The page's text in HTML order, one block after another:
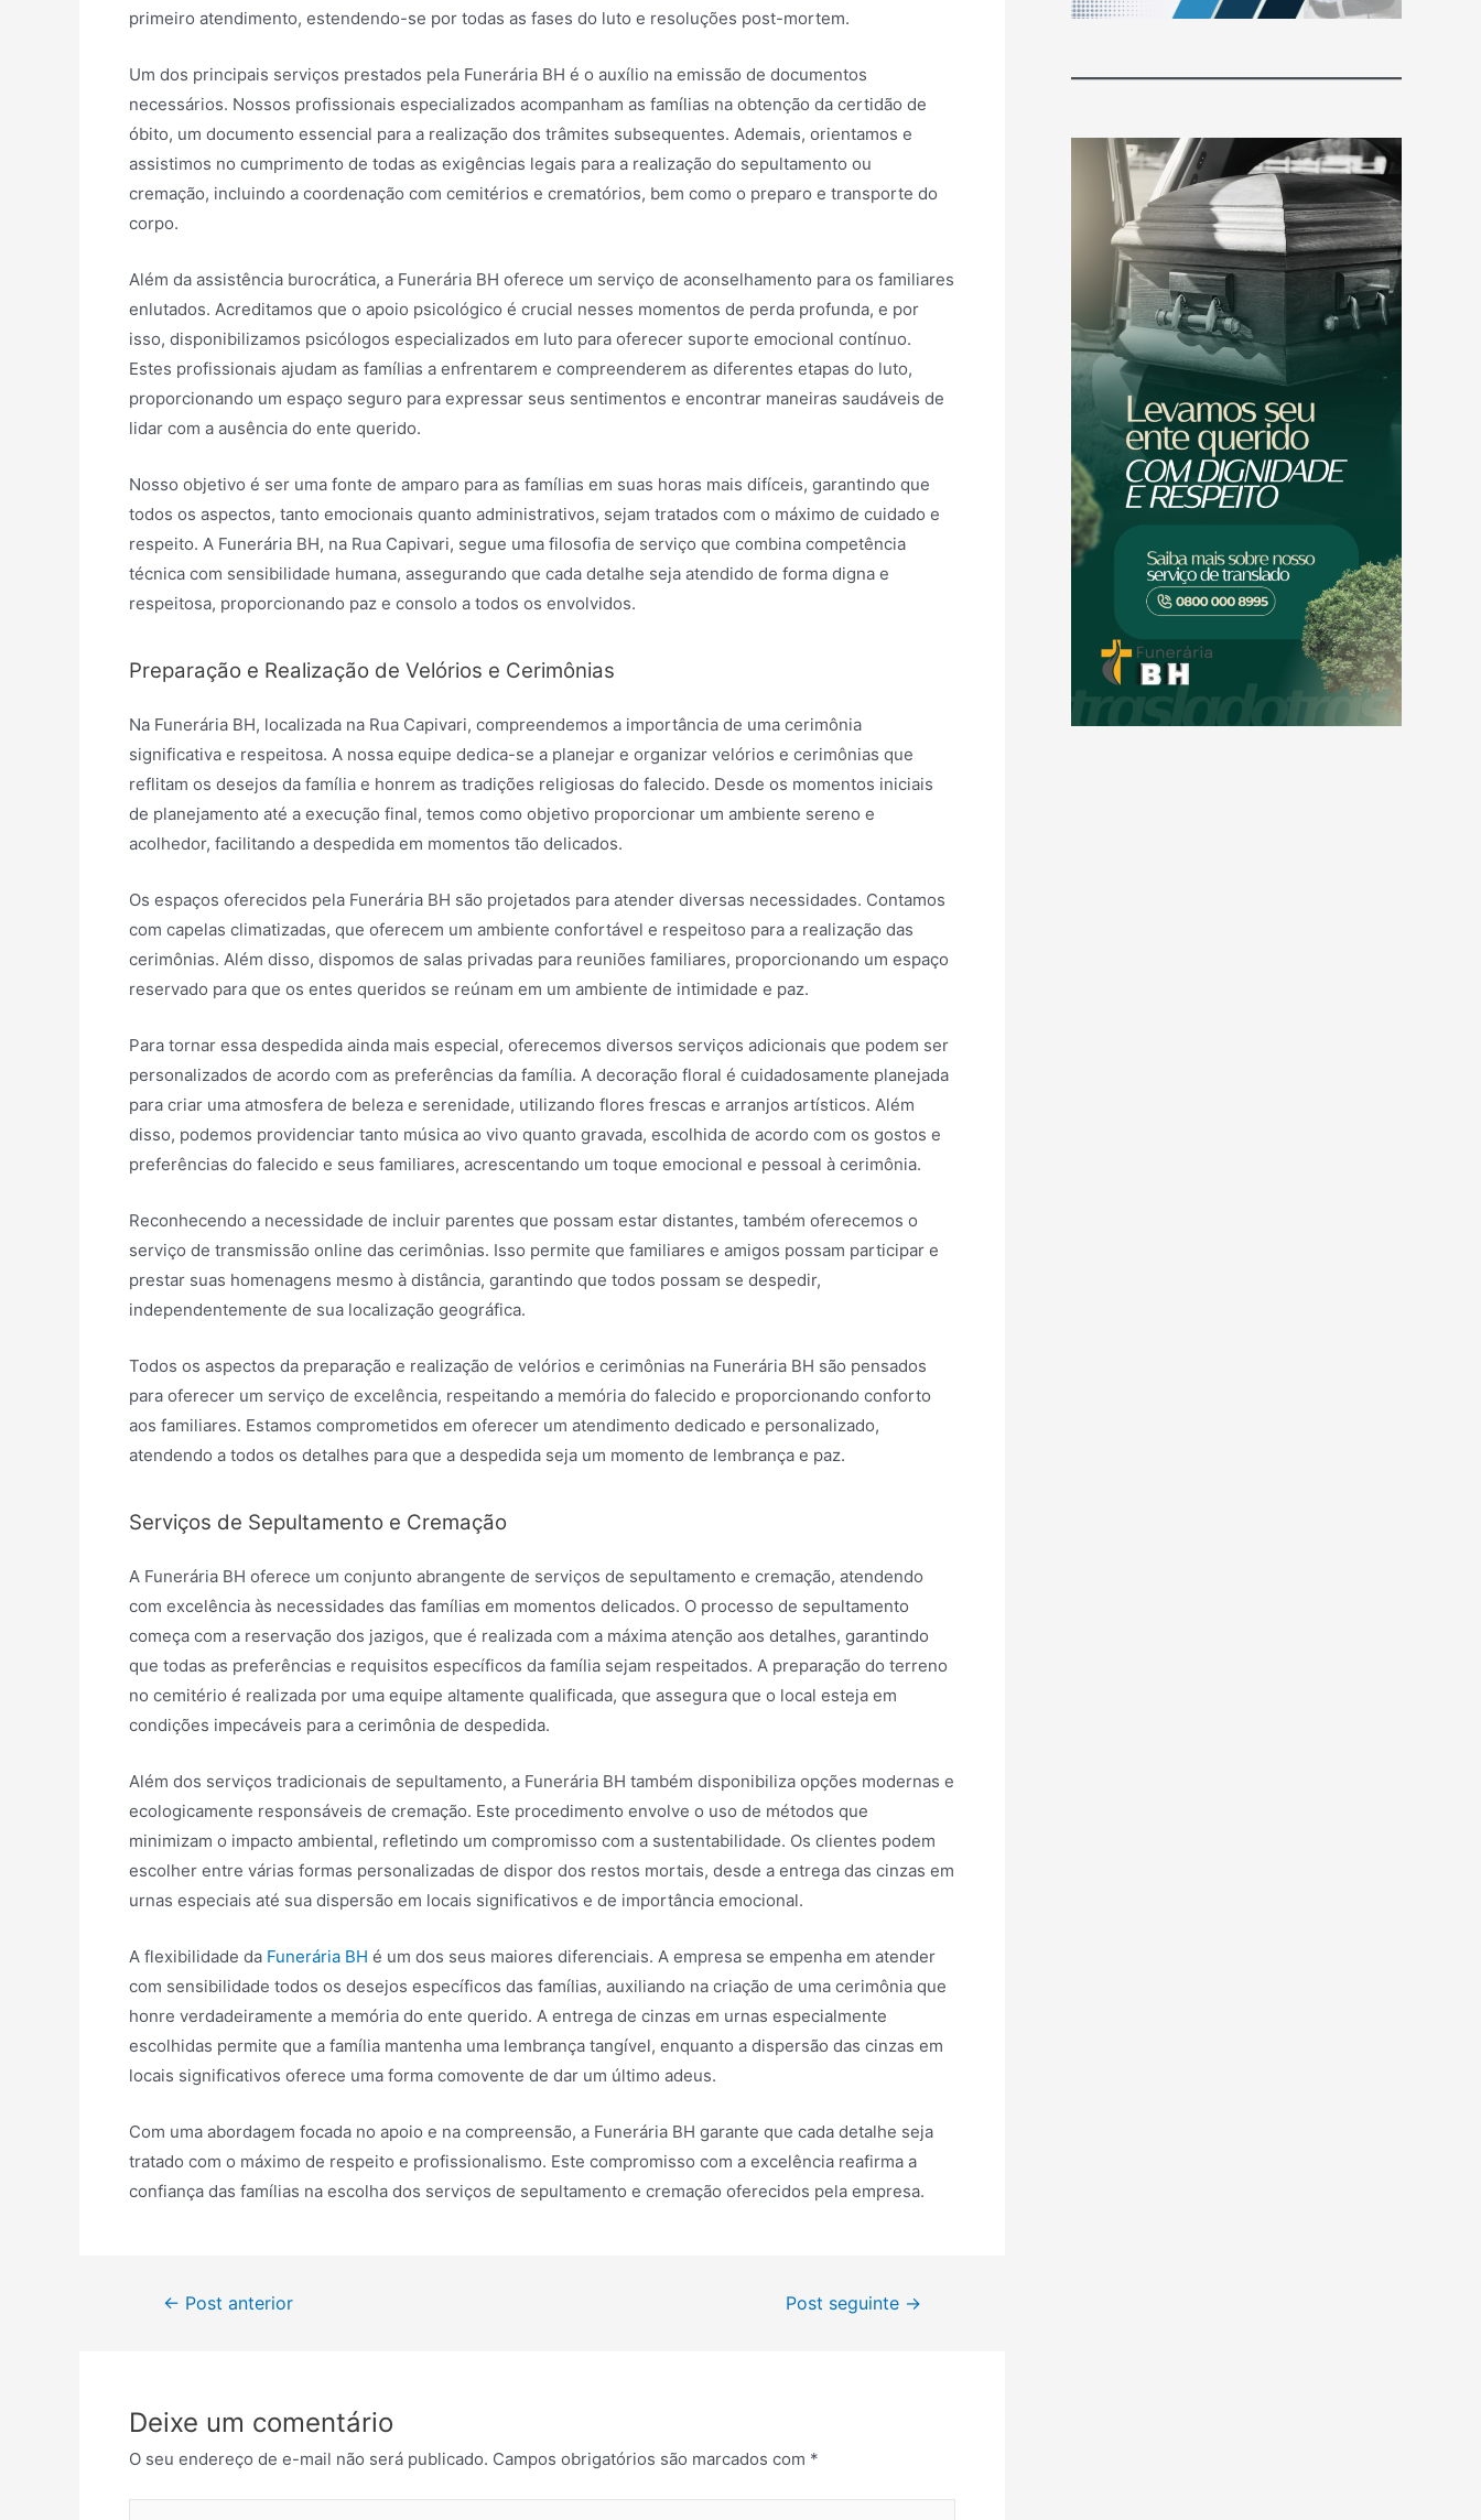
primeiro atendimento, estendendo-se por todas as fases do luto e resoluções post-mortem.
Um dos principais serviços prestados pela Funerária BH é o auxílio na emissão de documentos
necessários. Nossos profissionais especializados acompanham as famílias na obtenção da certidão de
óbito, um documento essencial para a realização dos trâmites subsequentes. Ademais, orientamos e
assistimos no cumprimento de todas as exigências legais para a realização do sepultamento ou
cremação, incluindo a coordenação com cemitérios e crematórios, bem como o preparo e transporte do
corpo.
Além da assistência burocrática, a Funerária BH oferece um serviço de aconselhamento para os familiares
enlutados. Acreditamos que o apoio psicológico é crucial nesses momentos de perda profunda, e por
isso, disponibilizamos psicólogos especializados em luto para oferecer suporte emocional contínuo.
Estes profissionais ajudam as famílias a enfrentarem e compreenderem as diferentes etapas do luto,
proporcionando um espaço seguro para expressar seus sentimentos e encontrar maneiras saudáveis de
lidar com a ausência do ente querido.
Nosso objetivo é ser uma fonte de amparo para as famílias em suas horas mais difíceis, garantindo que
todos os aspectos, tanto emocionais quanto administrativos, sejam tratados com o máximo de cuidado e
respeito. A Funerária BH, na Rua Capivari, segue uma filosofia de serviço que combina competência
técnica com sensibilidade humana, assegurando que cada detalhe seja atendido de forma digna e
respeitosa, proporcionando paz e consolo a todos os envolvidos.
Preparação e Realização de Velórios e Cerimônias
Na Funerária BH, localizada na Rua Capivari, compreendemos a importância de uma cerimônia
significativa e respeitosa. A nossa equipe dedica-se a planejar e organizar velórios e cerimônias que
reflitam os desejos da família e honrem as tradições religiosas do falecido. Desde os momentos iniciais
de planejamento até a execução final, temos como objetivo proporcionar um ambiente sereno e
acolhedor, facilitando a despedida em momentos tão delicados.
Os espaços oferecidos pela Funerária BH são projetados para atender diversas necessidades. Contamos
com capelas climatizadas, que oferecem um ambiente confortável e respeitoso para a realização das
cerimônias. Além disso, dispomos de salas privadas para reuniões familiares, proporcionando um espaço
reservado para que os entes queridos se reúnam em um ambiente de intimidade e paz.
Para tornar essa despedida ainda mais especial, oferecemos diversos serviços adicionais que podem ser
personalizados de acordo com as preferências da família. A decoração floral é cuidadosamente planejada
para criar uma atmosfera de beleza e serenidade, utilizando flores frescas e arranjos artísticos. Além
disso, podemos providenciar tanto música ao vivo quanto gravada, escolhida de acordo com os gostos e
preferências do falecido e seus familiares, acrescentando um toque emocional e pessoal à cerimônia.
Reconhecendo a necessidade de incluir parentes que possam estar distantes, também oferecemos o
serviço de transmissão online das cerimônias. Isso permite que familiares e amigos possam participar e
prestar suas homenagens mesmo à distância, garantindo que todos possam se despedir,
independentemente de sua localização geográfica.
Todos os aspectos da preparação e realização de velórios e cerimônias na Funerária BH são pensados
para oferecer um serviço de excelência, respeitando a memória do falecido e proporcionando conforto
aos familiares. Estamos comprometidos em oferecer um atendimento dedicado e personalizado,
atendendo a todos os detalhes para que a despedida seja um momento de lembrança e paz.
Serviços de Sepultamento e Cremação
A Funerária BH oferece um conjunto abrangente de serviços de sepultamento e cremação, atendendo
com excelência às necessidades das famílias em momentos delicados. O processo de sepultamento
começa com a reservação dos jazigos, que é realizada com a máxima atenção aos detalhes, garantindo
que todas as preferências e requisitos específicos da família sejam respeitados. A preparação do terreno
no cemitério é realizada por uma equipe altamente qualificada, que assegura que o local esteja em
condições impecáveis para a cerimônia de despedida.
Além dos serviços tradicionais de sepultamento, a Funerária BH também disponibiliza opções modernas e
ecologicamente responsáveis de cremação. Este procedimento envolve o uso de métodos que
minimizam o impacto ambiental, refletindo um compromisso com a sustentabilidade. Os clientes podem
escolher entre várias formas personalizadas de dispor dos restos mortais, desde a entrega das cinzas em
urnas especiais até sua dispersão em locais significativos e de importância emocional.
A flexibilidade da Funerária BH é um dos seus maiores diferenciais. A empresa se empenha em atender
com sensibilidade todos os desejos específicos das famílias, auxiliando na criação de uma cerimônia que
honre verdadeiramente a memória do ente querido. A entrega de cinzas em urnas especialmente
escolhidas permite que a família mantenha uma lembrança tangível, enquanto a dispersão das cinzas em
locais significativos oferece uma forma comovente de dar um último adeus.
Com uma abordagem focada no apoio e na compreensão, a Funerária BH garante que cada detalhe seja
tratado com o máximo de respeito e profissionalismo. Este compromisso com a excelência reafirma a
confiança das famílias na escolha dos serviços de sepultamento e cremação oferecidos pela empresa.
Navegação
← Post anterior Post seguinte →
Deixe um comentário
O seu endereço de e-mail não será publicado. Campos obrigatórios são marcados com *